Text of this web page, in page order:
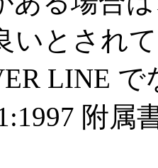
いとされ
LINE
附属